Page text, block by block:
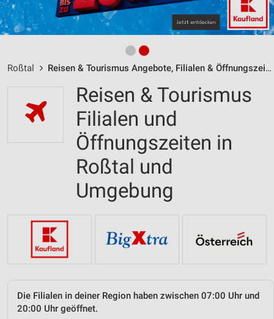
Roßtal Reisen & Tourismus Angebote, Filialen & Öffnungszeiten
Reisen & Tourismus
Filialen und
Öffnungszeiten in
Roßtal und
Umgebung
Die Filialen in deiner Region haben zwischen 07:00 Uhr und
20:00 Uhr geöffnet.